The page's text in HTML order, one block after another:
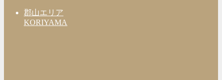
郡山エリア
KORIYAMA